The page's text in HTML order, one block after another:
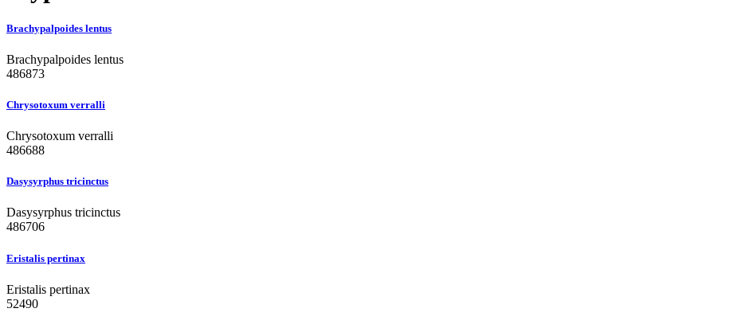
Brachypalpoides lentus
Brachypalpoides lentus
486873
Chrysotoxum verralli
Chrysotoxum verralli
486688
Dasysyrphus tricinctus
Dasysyrphus tricinctus
486706
Eristalis pertinax
Eristalis pertinax
52490